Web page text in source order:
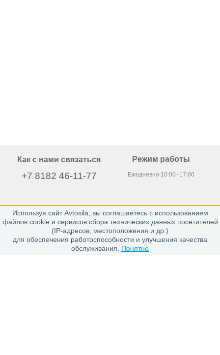
Используя сайт Avtosila, вы соглашаетесь с использованием
файлов cookie и сервисов сбора технических данных посетителей
(IP-адресов, местоположения и др.)
для обеспечения работоспособности и улучшения качества
обслуживания. Понятно
Как с нами связаться
+7 8182 46-11-77
163020, г. Архангельск,
пр. Никольский 15, офис 212
Режим работы
Ежедневно 10:00–17:00
Каталог